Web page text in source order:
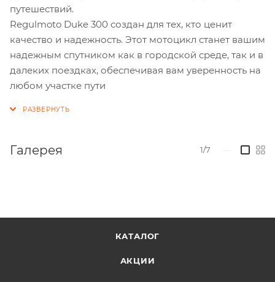
путешествий.
Regulmoto Duke 300 создан для тех, кто ценит
качество и надежность. Этот мотоцикл станет вашим
надежным спутником как в городской среде, так и в
далеких поездках, обеспечивая вам уверенность на
любом участке пути
Галерея 1/7
КАТАЛОГ
АКЦИИ